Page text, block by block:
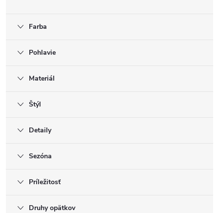
Farba
Pohlavie
Materiál
Štýl
Detaily
Sezóna
Príležitosť
Druhy opätkov